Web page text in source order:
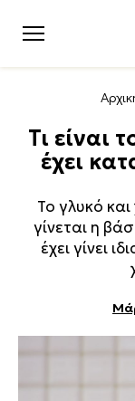
Τι είναι
έχει
Το γλυκό
γίνεται η
έχει γίνει